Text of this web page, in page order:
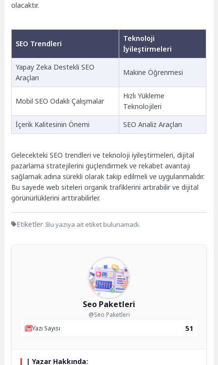
olacaktır.
SEO Trendleri
Teknoloji
İyileştirmeleri
Yapay Zeka Destekli SEO
Araçları
Makine Öğrenmesi
Mobil SEO Odaklı Çalışmalar
Hızlı Yükleme
Teknolojileri
İçerik Kalitesinin Önemi
SEO Analiz Araçları
Gelecekteki SEO trendleri ve teknoloji iyileştirmeleri, dijital
pazarlama stratejilerini güçlendirmek ve rekabet avantajı
sağlamak adına sürekli olarak takip edilmeli ve uygulanmalıdır.
Bu sayede web siteleri organik trafiklerini artırabilir ve dijital
görünürlüklerini arttırabilirler.
Etiketler :Bu yazıya ait etiket bulunamadı.
Seo Paketleri
@Seo Paketleri
Yazı Sayısı
51
| Yazar Hakkında: